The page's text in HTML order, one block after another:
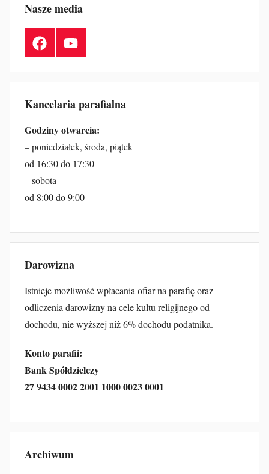
Nasze media
FacebookYouTube
Kancelaria parafialna
Godziny otwarcia:
– poniedziałek, środa, piątek
od 16:30 do 17:30
– sobota
od 8:00 do 9:00
Darowizna
Istnieje możliwość wpłacania ofiar na parafię oraz
odliczenia darowizny na cele kultu religijnego od
dochodu, nie wyższej niż 6% dochodu podatnika.
Konto parafii:
Bank Spółdzielczy
27 9434 0002 2001 1000 0023 0001
Archiwum